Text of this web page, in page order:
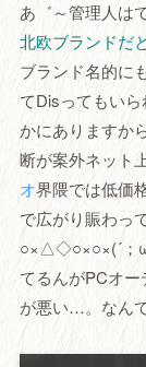
あ゛～管理人は
北欧ブランドだ
ブランド名的に
てDisってもい
かにありますか
断が案外ネット
オ界隈では低価
で広がり賑わっ
○×△◇○×○×(´；ω
てるんがPCオ
が悪い…。なんて